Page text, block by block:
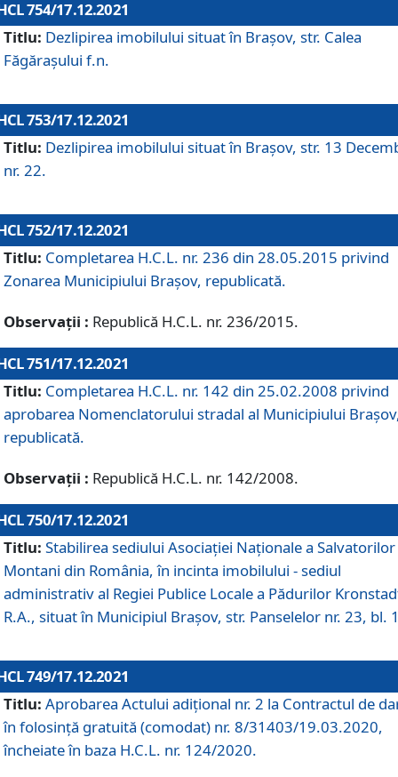
754/17.12.2021
Titlu: Dezlipirea imobilului situat în Brașov, str. Calea
Făgărașului f.n.
753/17.12.2021
Titlu: Dezlipirea imobilului situat în Brașov, str. 13
nr. 22.
752/17.12.2021
Titlu: Completarea H.C.L. nr. 236 din 28.05.2015 privind
Zonarea Municipiului Braşov, republicată.
Observații : Republică H.C.L. nr. 236/2015.
751/17.12.2021
Titlu: Completarea H.C.L. nr. 142 din 25.02.2008 privind
aprobarea Nomenclatorului stradal al Municipiului
republicată.
Observații : Republică H.C.L. nr. 142/2008.
750/17.12.2021
Titlu: Stabilirea sediului Asociației Naționale a Salvatorilor
Montani din România, în incinta imobilului - sediul
administrativ al Regiei Publice Locale a Pădurilor
R.A., situat în Municipiul Braşov, str. Panselelor nr. 23, bl.
749/17.12.2021
Titlu: Aprobarea Actului adițional nr. 2 la Contractul de
în folosință gratuită (comodat) nr. 8/31403/19.03.2020,
încheiate în baza H.C.L. nr. 124/2020.